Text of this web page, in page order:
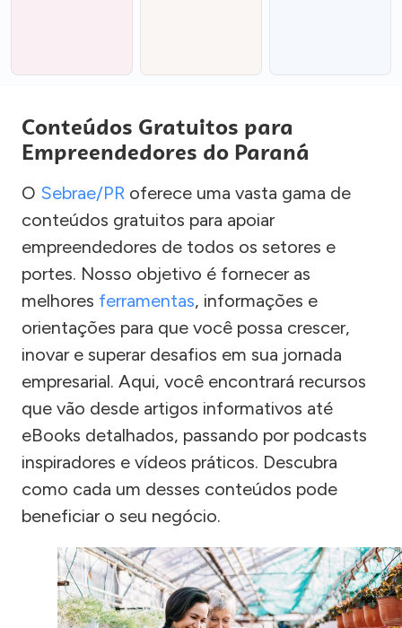
Conteúdos Gratuitos para
Empreendedores do Paraná
O Sebrae/PR oferece uma vasta gama de
conteúdos gratuitos para apoiar
empreendedores de todos os setores e
portes. Nosso objetivo é fornecer as
melhores ferramentas, informações e
orientações para que você possa crescer,
inovar e superar desafios em sua jornada
empresarial. Aqui, você encontrará recursos
que vão desde artigos informativos até
eBooks detalhados, passando por podcasts
inspiradores e vídeos práticos. Descubra
como cada um desses conteúdos pode
beneficiar o seu negócio.